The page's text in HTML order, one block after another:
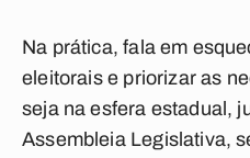
Na prática, fala em
eleitorais e priorizar as
seja na esfera estadual,
Assembleia Legislativa,